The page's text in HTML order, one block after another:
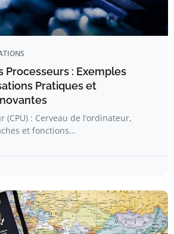
Processeurs : Exemples
Pratiques et
(CPU) : Cerveau de l’ordinateur,
et fonctions…